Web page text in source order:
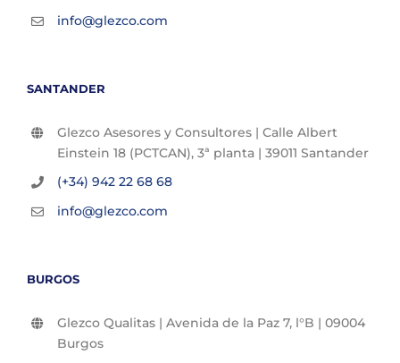
info@glezco.com
SANTANDER
Glezco Asesores y Consultores | Calle Albert
Einstein 18 (PCTCAN), 3ª planta | 39011 Santander
(+34) 942 22 68 68
info@glezco.com
BURGOS
Glezco Qualitas | Avenida de la Paz 7, l°B | 09004
Burgos